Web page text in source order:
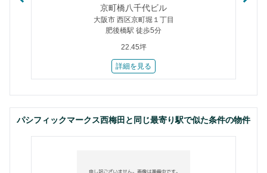
京町橋八千代ビル
大阪市 西区京町堀１丁目
肥後橋駅 徒歩5分
22.45坪
詳細を見る
パシフィックマークス西梅田と同じ最寄り駅で似た条件の物件